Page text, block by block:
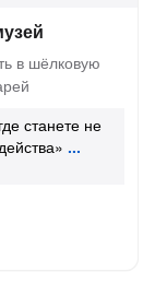
в шёлковую
станете не